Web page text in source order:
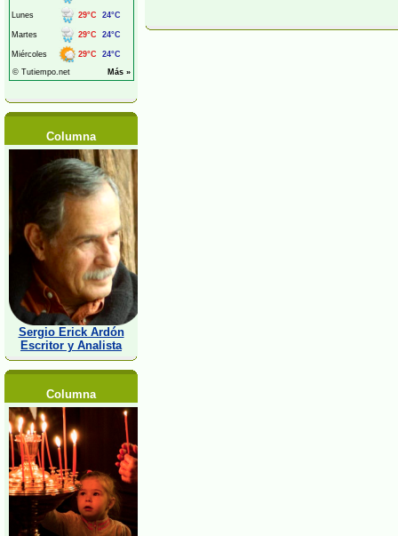
Columna
Sergio Erick Ardón
Escritor y Analista
Columna